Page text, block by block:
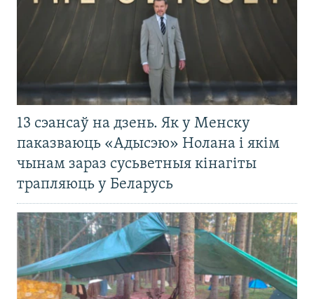
13 сэансаў на дзень. Як у Менску
паказваюць «Адысэю» Нолана і якім
чынам зараз сусьветныя кінагіты
трапляюць у Беларусь